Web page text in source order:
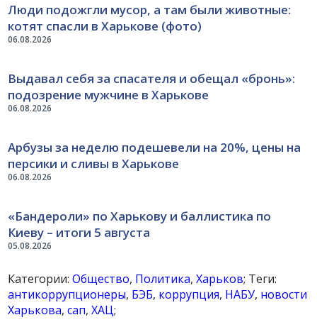
06.08.2026
Люди подожгли мусор, а там были животные:
котят спасли в Харькове (фото)
06.08.2026
Выдавал себя за спасателя и обещал «бронь»:
подозрение мужчине в Харькове
06.08.2026
Арбузы за неделю подешевели на 20%, цены на
персики и сливы в Харькове
05.08.2026
«Бандероли» по Харькову и баллистика по
Киеву – итоги 5 августа
Категории:Общество, Политика,Харьков; Теги:
антикоррупционеры, БЭБ, коррупция, НАБУ, новости
Харькова,сап,ХАЦ;